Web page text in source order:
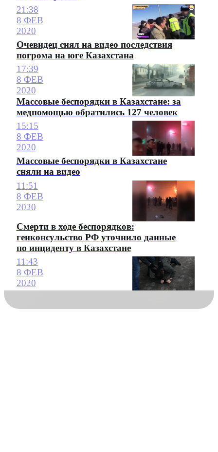
21:38
8 ФЕВ
2020
Очевидец снял на видео последствия
погрома на юге Казахстана
17:39
8 ФЕВ
2020
Массовые беспорядки в Казахстане: за
медпомощью обратились 127 человек
15:15
8 ФЕВ
2020
Массовые беспорядки в Казахстане
сняли на видео
11:51
8 ФЕВ
2020
Смерти в ходе беспорядков:
генконсульство РФ уточнило данные
по инциденту в Казахстане
11:43
8 ФЕВ
2020